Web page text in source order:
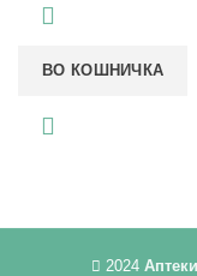
ВО КОШНИЧКА
2024